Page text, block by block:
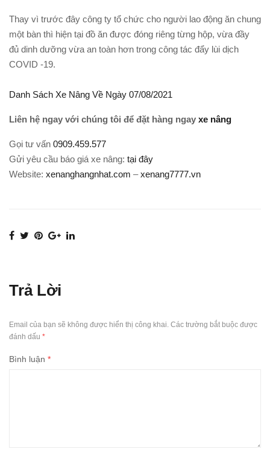
Thay vì trước đây công ty tổ chức cho người lao động ăn chung
một bàn thì hiện tại đồ ăn được đóng riêng từng hộp, vừa đầy
đủ dinh dưỡng vừa an toàn hơn trong công tác đẩy lùi dịch
COVID -19.
Danh Sách Xe Nâng Về Ngày 07/08/2021
Liên hệ ngay với chúng tôi để đặt hàng ngay xe nâng
Gọi tư vấn 0909.459.577
Gửi yêu cầu báo giá xe nâng: tại đây
Website: xenanghangnhat.com –xenang7777.vn
Trả Lời
Email của bạn sẽ không được hiển thị công khai. Các trường bắt buộc được
đánh dấu *
Bình luận *